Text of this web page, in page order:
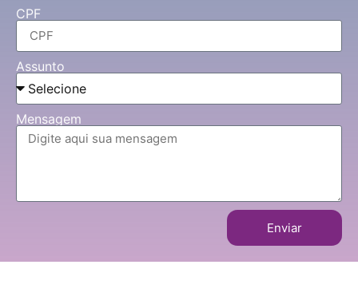
CPF
Assunto
Mensagem
Enviar